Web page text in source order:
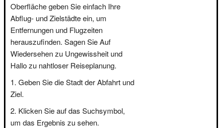
Oberfläche geben Sie einfach Ihre
Abflug- und Zielstädte ein, um
Entfernungen und Flugzeiten
herauszufinden. Sagen Sie Auf
Wiedersehen zu Ungewissheit und
Hallo zu nahtloser Reiseplanung.
Geben Sie die Stadt der Abfahrt und
Ziel.
Klicken Sie auf das Suchsymbol,
um das Ergebnis zu sehen.